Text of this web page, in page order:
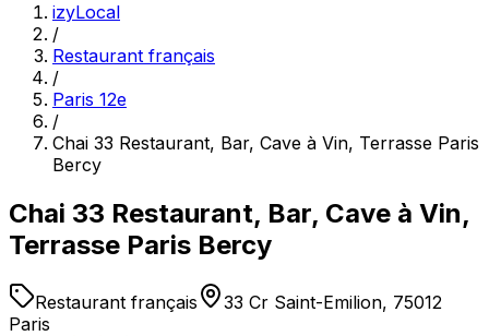
izyLocal
/
Restaurant français
/
Paris 12e
/
Chai 33 Restaurant, Bar, Cave à Vin, Terrasse Paris
Bercy
Chai 33 Restaurant, Bar, Cave à Vin,
Terrasse Paris Bercy
Restaurant français
33 Cr Saint-Emilion, 75012
Paris